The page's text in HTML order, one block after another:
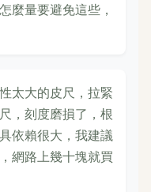
麼量要避免這些，
太大的皮尺，拉緊
，刻度磨損了，根
依賴很大，我建議
網路上幾十塊就買